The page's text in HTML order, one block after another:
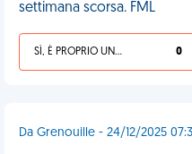
settimana scorsa. FML
SÌ, È PROPRIO UNA VDM! 0
Da Grenouille - 24/12/2025